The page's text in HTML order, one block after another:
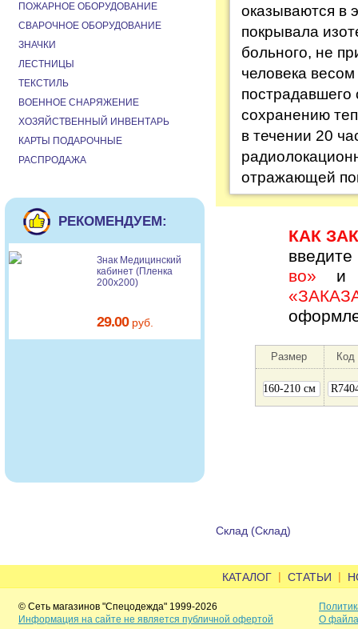
оказываются в
покрывала
больного, не
человека
пострадавшего
сохранению
в течении 20
отражающей
КАК
во» и
Размер Код
160-210 см
Склад (Склад)
ПОЖАРНОЕ ОБОРУДОВАНИЕ
СВАРОЧНОЕ ОБОРУДОВАНИЕ
ЗНАЧКИ
ЛЕСТНИЦЫ
ТЕКСТИЛЬ
ВОЕННОЕ СНАРЯЖЕНИЕ
ХОЗЯЙСТВЕННЫЙ ИНВЕНТАРЬ
КАРТЫ ПОДАРОЧНЫЕ
РАСПРОДАЖА
РЕКОМЕНДУЕМ:
Знак Медицинский
кабинет (Пленка
200х200)
29.00руб.
КАТАЛОГ | СТАТЬИ |
© Сеть магазинов "Спецодежда" 1999-2026
Информация на сайте не является публичной офертой
О